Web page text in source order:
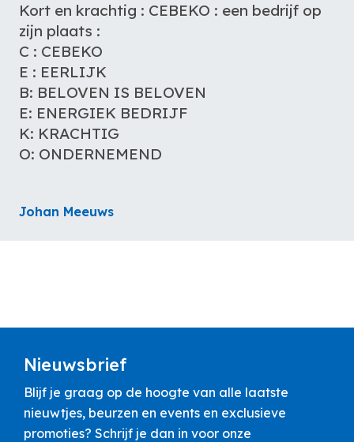
Er is er maar één die de service kan
die we nodig hebben, en dat zijn
met een smile en nooit een ‘neen’.
Stefan Vanhee - Cloet Bouw
nieuwtjes, beurzen en events en exclusieve
maandelijkse nieuwsbrief.
Email*